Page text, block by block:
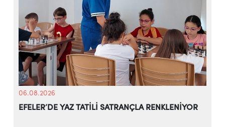
06.08.2026
EFELER’DE YAZ TATİLİ SATRANÇLA RENKLENİYOR